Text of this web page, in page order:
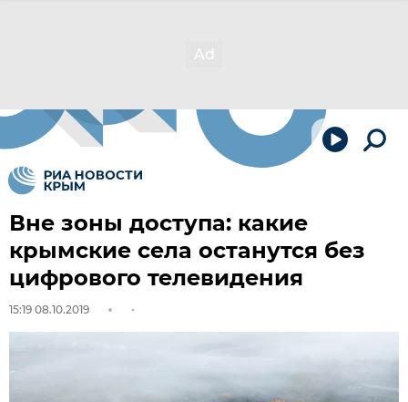
Вне зоны доступа: какие
крымские села останутся без
цифрового телевидения
15:19 08.10.2019